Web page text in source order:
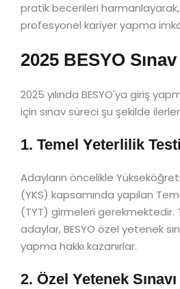
pratik becerileri
profesyonel kariyer yapma
2025 BESYO
2025 yılında BESYO'ya giriş
için sınav süreci şu şekilde
1. Temel Yeterlilik
Adayların öncelikle
(YKS) kapsamında yapılan
(TYT) girmeleri gerekmektedir.
adaylar, BESYO özel yetenek
yapma hakkı kazanırlar.
2. Özel Yetenek